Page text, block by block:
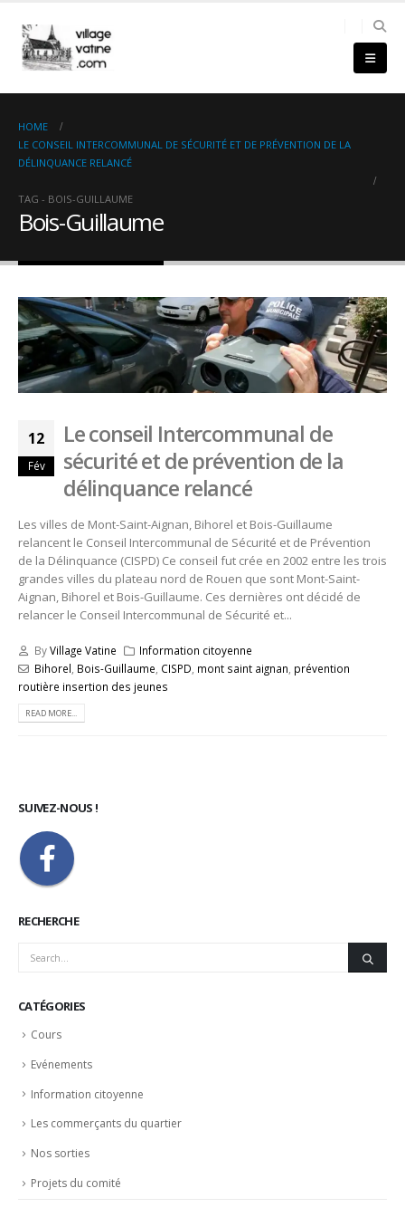
HOME
LE CONSEIL INTERCOMMUNAL DE SÉCURITÉ ET DE PRÉVENTION DE LA
DÉLINQUANCE RELANCÉ
TAG - BOIS-GUILLAUME
Bois-Guillaume
12
Fév
Le conseil Intercommunal de
sécurité et de prévention de la
délinquance relancé
Les villes de Mont-Saint-Aignan, Bihorel et Bois-Guillaume
relancent le Conseil Intercommunal de Sécurité et de Prévention
de la Délinquance (CISPD) Ce conseil fut crée en 2002 entre les trois
grandes villes du plateau nord de Rouen que sont Mont-Saint-
Aignan, Bihorel et Bois-Guillaume. Ces dernières ont décidé de
relancer le Conseil Intercommunal de Sécurité et...
ByVillage Vatine
Information citoyenne
Bihorel Bois-Guillaume CISPD mont saint aignan prévention
routière insertion des jeunes
READ MORE...
SUIVEZ-NOUS !
RECHERCHE
CATÉGORIES
Cours
Evénements
Information citoyenne
Les commerçants du quartier
Nos sorties
Projets du comité